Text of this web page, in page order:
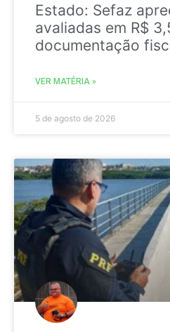
Estado: Sefaz
avaliadas em R$
documentação
VER MATÉRIA »
5 de agosto de 2026